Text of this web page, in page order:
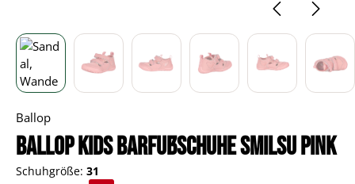
Ballop
BALLOP Kids Barfußschuhe Smilsu pink
Schuhgröße: 31